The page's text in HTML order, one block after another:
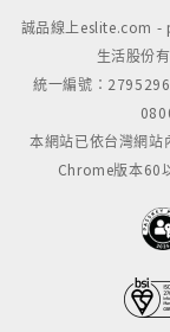
誠品線上eslite.com -
生活股份
統一編號：
本網站已依台灣網
Chrome版本60